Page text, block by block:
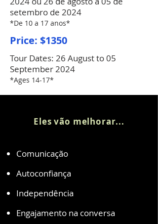
setembro de 2024
*De 10 a 17 anos*
Price: $1350
Tour Dates: 26 August to 05
September 2024
*Ages 14-17*
Eles vão melhorar...
Comunicação
Autoconfiança
Independência
Engajamento na conversa